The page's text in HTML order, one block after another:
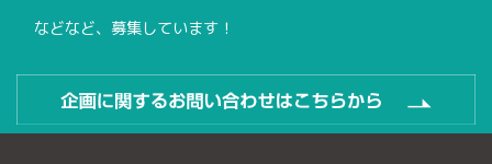
などなど、募集しています！